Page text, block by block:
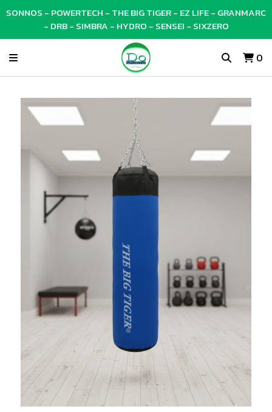
SONNOS - POWERTECH - THE BIG TIGER - EZ LIFE - GRANMARC
- DRB - SIMBRA - HYDRO - SENSEI - SIXZERO
0